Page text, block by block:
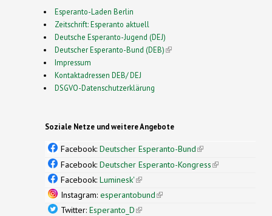
Esperanto-Laden Berlin
Zeitschrift: Esperanto aktuell
Deutsche Esperanto-Jugend (DEJ)
Deutscher Esperanto-Bund (DEB)(link is external)
Impressum
Kontaktadressen DEB/ DEJ
DSGVO-Datenschutzerklärung
Soziale Netze und weitere Angebote
Facebook: Deutscher Esperanto-Bund(link is
external)
Facebook: Deutscher Esperanto-Kongress(link is
Facebook: Luminesk'(link is external)
Instagram: esperantobund(link is external)
Twitter: Esperanto_D(link is external)